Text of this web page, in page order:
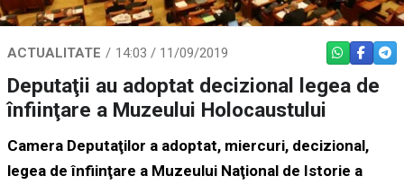
ACTUALITATE 14:03 / 11/09/2019 WHATSAPP
Deputaţii au adoptat decizional legea de
înfiinţare a Muzeului Holocaustului
Camera Deputaţilor a adoptat, miercuri, decizional,
legea de înfiinţare a Muzeului Naţional de Istorie a